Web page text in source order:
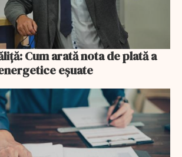
Cum arată nota de plată a
eșuate